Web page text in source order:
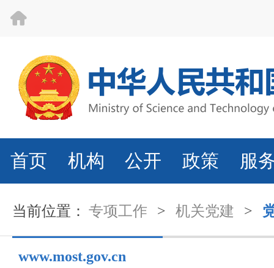
首页 机构 公开 政策 服
当前位置： 专项工作 > 机关党建 >
www.most.gov.cn